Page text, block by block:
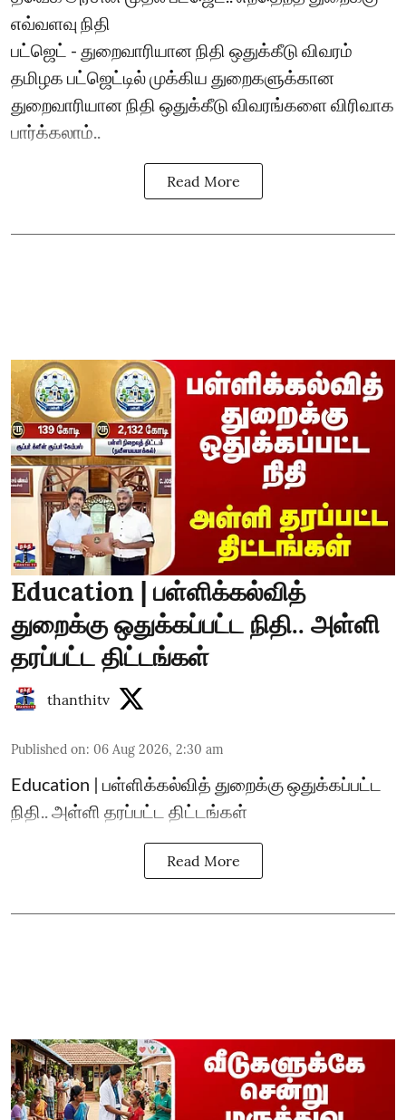
எவ்வளவு நிதி
பட்ஜெட் - துறைவாரியான நிதி ஒதுக்கீடு விவரம்
தமிழக பட்ஜெட்டில் முக்கிய துறைகளுக்கான
துறைவாரியான நிதி ஒதுக்கீடு விவரங்களை விரிவாக
பார்க்கலாம்..
Read More
Education | பள்ளிக்கல்வித்
துறைக்கு ஒதுக்கப்பட்ட நிதி.. அள்ளி
தரப்பட்ட திட்டங்கள்
thanthitv
Published on: 06 Aug 2026, 2:30 am
Education | பள்ளிக்கல்வித் துறைக்கு ஒதுக்கப்பட்ட
நிதி.. அள்ளி தரப்பட்ட திட்டங்கள்
Read More